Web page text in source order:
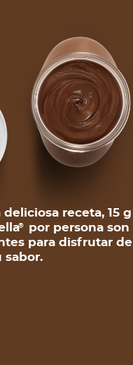
deliciosa receta, 15 g
®
por persona son
para disfrutar de
sabor.